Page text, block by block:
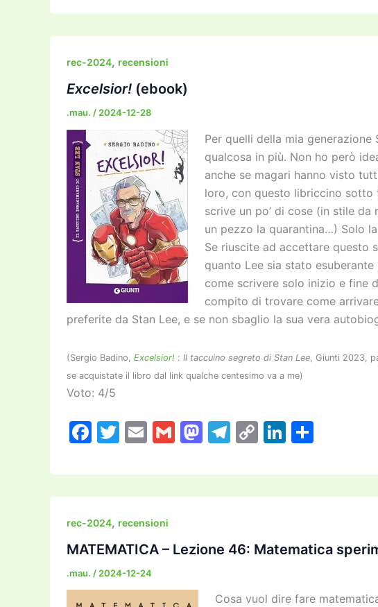
c
e
b
o
o
itt
er
ai
l
ai
l
st
o
e
gr
p
y
k
e
n
di
rec-2024, recensioni
Excelsior! (ebook)
.mau. / 2024-12-28
Per quelli della mia generazione
qualcosa in più. Non ho però
anche se magari hanno visto
loro, con questo libriccino sotto
scrive un po’ di cose (in stile
un pezzo la quarantina…) Solo
Se riuscite ad accettare questo
quanto Lee sia stato
come scrivere solo inizio e fine
compito di trovare come
preferite da Stan Lee, e se non sbaglio la sua vera
(Sergio Badino, Excelsior! : Il taccuino segreto di Stan Lee , Giunti 2023,
se acquistate il libro dal link qualche centesimo va a me)
Voto: 4/5
F
c
e
b
o
o
k
T
itt
er
E
ai
l
G
ai
l
M
st
o
o
T
e
gr
m
C
p
y
n
Li
k
e
n
n
di
di
rec-2024, recensioni
MATEMATICA – Lezione 46: Matematica
.mau. / 2024-12-24
Cosa vuol dire fare